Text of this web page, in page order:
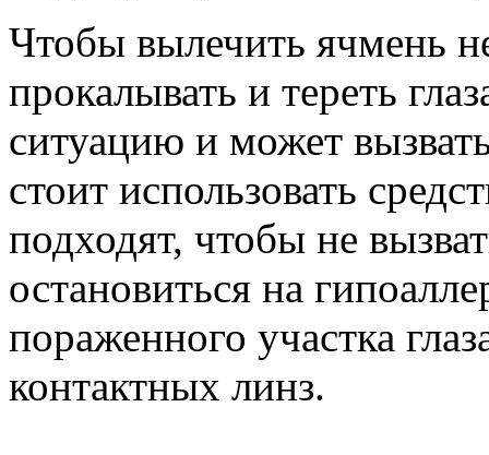
Чтобы вылечить ячмень
прокалывать и тереть
ситуацию и может
стоит использовать
подходят, чтобы не
остановиться на
пораженного участка
контактных линз.